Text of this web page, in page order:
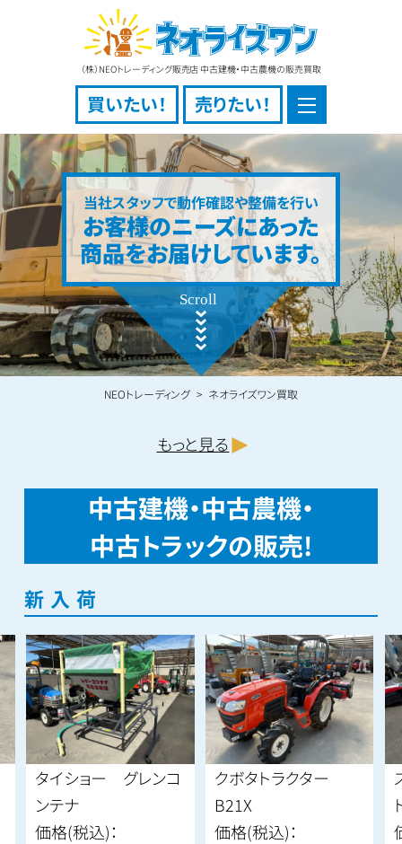
（株）NEOトレーディング販売店 中古建機・中古農機の販売買取
買いたい！ 売りたい！
当社スタッフで動作確認や整備を行い
お客様のニーズにあった
商品をお届けしています。
NEOトレーディング ネオライズワン買取
もっと見る
中古建機・中古農機・
中古トラックの販売!
新入荷
タイショー グレンコ
ンテナ
価格(税込)：
クボタトラクター
B21X
価格(税込)：